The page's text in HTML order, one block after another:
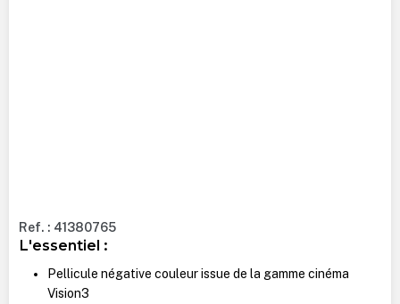
Ref. : 41380765
L'essentiel :
Pellicule négative couleur issue de la gamme cinéma
Vision3